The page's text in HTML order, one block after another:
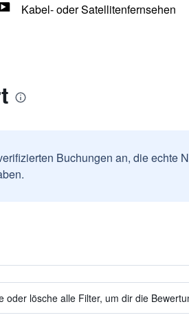
Kabel- oder Satellitenfernsehen
Buchungen an, die echte
lösche alle Filter, um dir die